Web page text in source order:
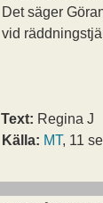
Det säger
vid
Text: Regina J
Källa: MT, 11